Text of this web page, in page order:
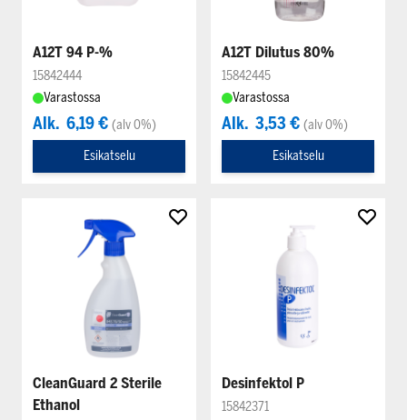
A12T 94 P-%
15842444
Varastossa
Alk. 6,19 € (alv 0%)
Esikatselu
A12T Dilutus 80%
15842445
Varastossa
Alk. 3,53 € (alv 0%)
Esikatselu
CleanGuard 2 Sterile
Ethanol
Desinfektol P
15842371